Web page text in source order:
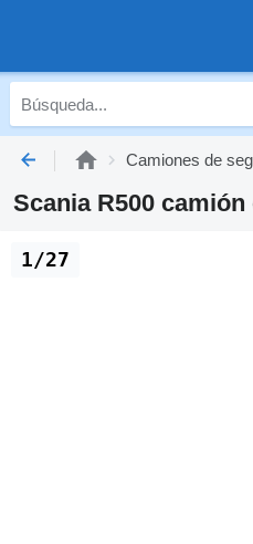
Camiones de
Scania R500
1/27